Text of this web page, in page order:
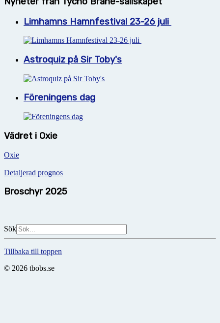
Limhamns Hamnfestival 23-26 juli
Astroquiz på Sir Toby's
Föreningens dag
Vädret i Oxie
Oxie
Detaljerad prognos
Broschyr 2025
Sök
Tillbaka till toppen
© 2026 tbobs.se